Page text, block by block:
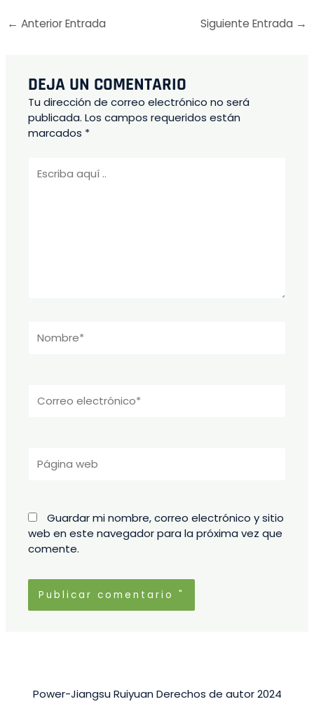
← Anterior Entrada Siguiente Entrada →
DEJA UN COMENTARIO
Tu dirección de correo electrónico no será
publicada. Los campos requeridos están
marcados *
aquí
electrónico*
web
Guardar mi nombre, correo electrónico y sitio
web en este navegador para la próxima vez que
comente.
Power-Jiangsu Ruiyuan Derechos de autor 2024